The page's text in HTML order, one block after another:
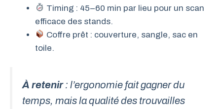
Timing : 45–60 min par lieu pour un scan
efficace des stands.
Coffre prêt : couverture, sangle, sac en
toile.
À retenir: l’ergonomie fait gagner du
temps, mais la qualité des trouvailles